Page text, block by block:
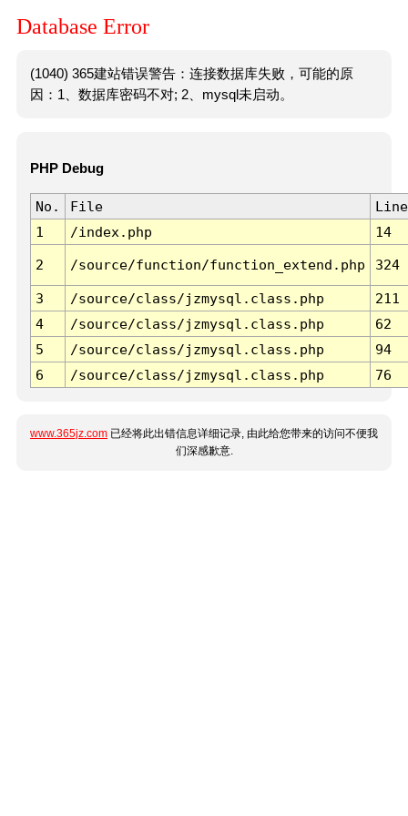
Database Error
(1040) 365建站错误警告：连接数据库失败，可能的原
因：1、数据库密码不对; 2、mysql未启动。
PHP Debug
No. File
Line
1
/index.php 14
2 /source/function/function_extend.php 324
3 /source/class/jzmysql.class.php
211
4
/source/class/jzmysql.class.php
62
5
/source/class/jzmysql.class.php
94
6
/source/class/jzmysql.class.php 76
www.365jz.com 已经将此出错信息详细记录, 由此给您带来的访问不便我
们深感歉意.